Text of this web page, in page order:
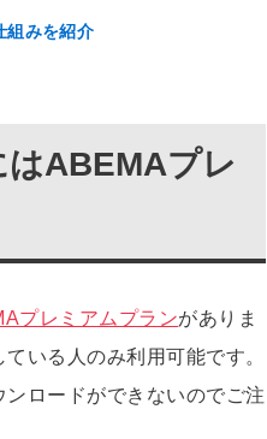
組みを紹介
ABEMAプレ
プレミアムプランがありま
いる人のみ利用可能です。
ロードができないのでご注